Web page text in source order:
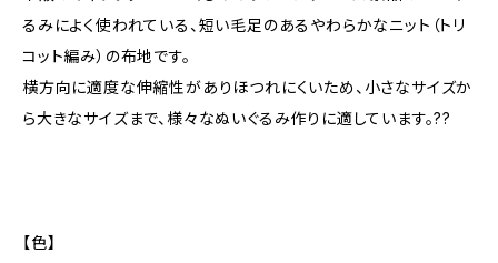
るみによく使われている、短い毛足のあるやわらかなニット（トリ
コット編み）の布地です。
横方向に適度な伸縮性がありほつれにくいため、小さなサイズか
ら大きなサイズまで、様々なぬいぐるみ作りに適しています。??
【色】